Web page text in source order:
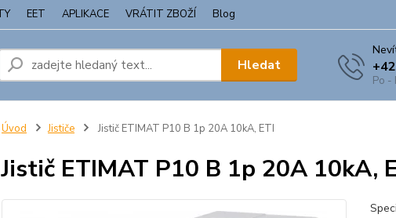
EET APLIKACE VRÁTIT ZBOŽÍ Blog
Hledat
Po -
Úvod Jističe Jistič ETIMAT P10 B 1p 20A 10kA, ETI
Jistič ETIMAT P10 B 1p 20A 10kA,